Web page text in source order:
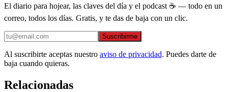
El diario para hojear, las claves del día y el podcast ☕ — todo en un
correo, todos los días. Gratis, y te das de baja con un clic.
Suscribirme
Al suscribirte aceptas nuestro aviso de privacidad. Puedes darte de
baja cuando quieras.
Relacionadas